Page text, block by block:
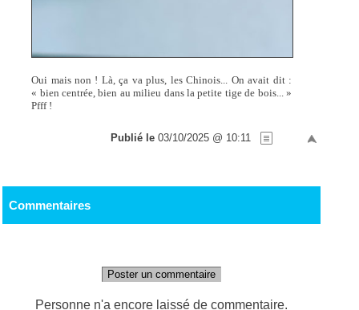
Oui mais non ! Là, ça va plus, les Chinois... On avait dit :
« bien centrée, bien au milieu dans la petite tige de bois... »
Pfff !
Publié le 03/10/2025 @ 10:11
Commentaires
Poster un commentaire
Personne n'a encore laissé de commentaire.